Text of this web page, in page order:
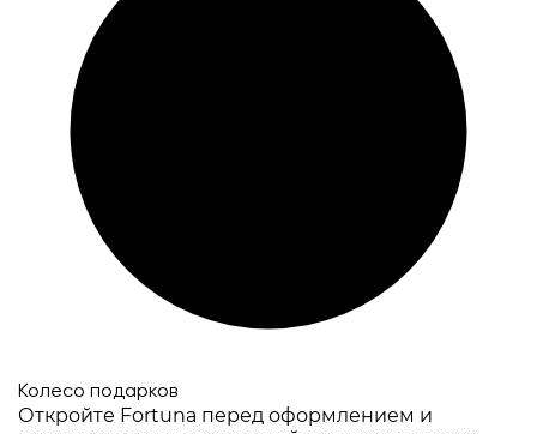
Колесо подарков
Откройте Fortuna перед оформлением и